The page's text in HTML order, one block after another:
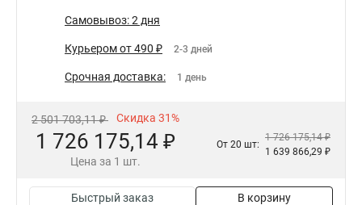
Самовывоз: 2 дня
Курьером от 490 ₽ 2-3 дней
Срочная доставка: 1 день
2 501 703,11 ₽ Скидка 31%
1 726 175,14 ₽
Цена за 1 шт.
От 20 шт:
1 726 175,14 ₽
1 639 866,29 ₽
Быстрый заказ В корзину